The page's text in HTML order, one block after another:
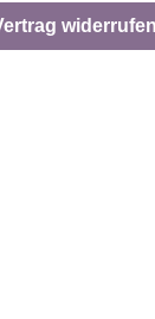
widerrufen